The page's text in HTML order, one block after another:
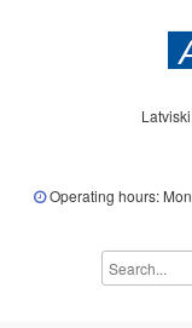
Latviski
Operating hours: